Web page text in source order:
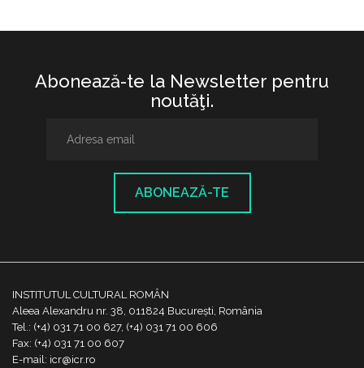
Abonează-te la Newsletter pentru
noutăţi.
ABONEAZĂ-TE
INSTITUTUL CULTURAL ROMÂN
Aleea Alexandru nr. 38, 011824 București, România
Tel.: (+4) 031 71 00 627, (+4) 031 71 00 606
Fax: (+4) 031 71 00 607
E-mail: icr@icr.ro